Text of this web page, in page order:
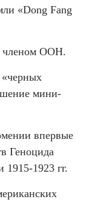
«Dong Fang
членом ООН.
«черных
мини-
впервые
Геноцида
1923 гг.